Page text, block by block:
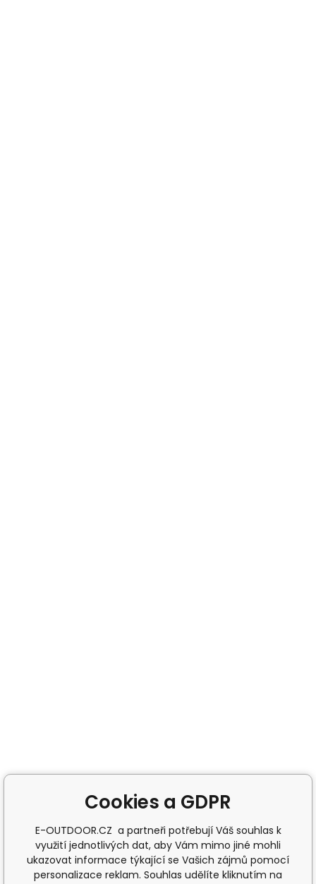
Cookies a GDPR
E-OUTDOOR.CZ a partneři potřebují Váš souhlas k
využití jednotlivých dat, aby Vám mimo jiné mohli
ukazovat informace týkající se Vašich zájmů pomocí
personalizace reklam. Souhlas udělíte kliknutím na